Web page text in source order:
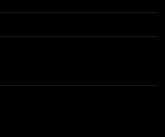
criptomonedelor în 2026
INFO